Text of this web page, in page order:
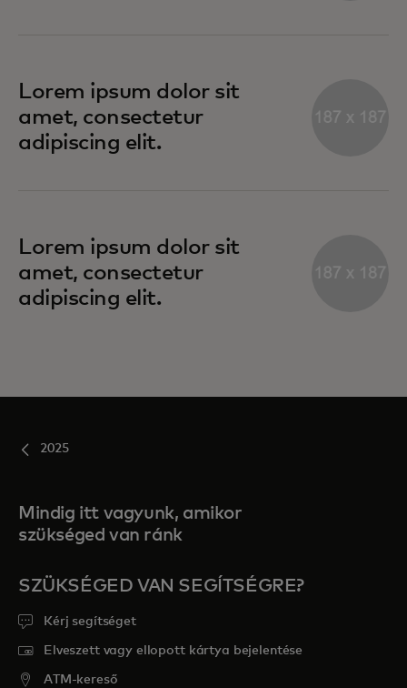
Lorem ipsum dolor sit
amet, consectetur
adipiscing elit.
Lorem ipsum dolor sit
amet, consectetur
adipiscing elit.
2025
Mindig itt vagyunk, amikor
szükséged van ránk
SZÜKSÉGED VAN SEGÍTSÉGRE?
Kérj segítséget
Elveszett vagy ellopott kártya bejelentése
ATM-kereső